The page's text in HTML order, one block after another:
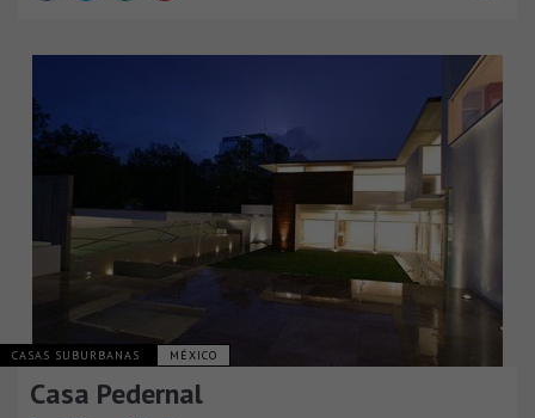
CASAS SUBURBANAS MÉXICO
Casa Pedernal